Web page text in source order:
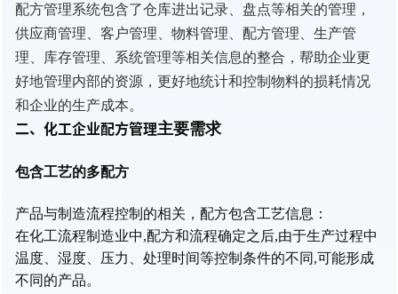
配方管理系统包含了仓库进出记录、盘点等相关的管理，
供应商管理、客户管理、物料管理、配方管理、生产管
理、库存管理、系统管理等相关信息的整合，帮助企业更
好地管理内部的资源，更好地统计和控制物料的损耗情况
和企业的生产成本。
二、化工企业配方管理主要需求
包含工艺的多配方
产品与制造流程控制的相关，配方包含工艺信息：
在化工流程制造业中,配方和流程确定之后,由于生产过程中
温度、湿度、压力、处理时间等控制条件的不同,可能形成
不同的产品。